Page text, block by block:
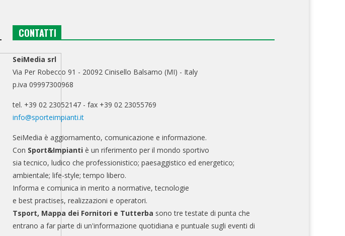
CONTATTI
SeiMedia srl
Via Per Robecco 91 - 20092 Cinisello Balsamo (MI) - Italy
p.iva 09997300968
tel. +39 02 23052147 - fax +39 02 23055769
info@sporteimpianti.it
SeiMedia è aggiornamento, comunicazione e informazione.
Con Sport&Impianti è un riferimento per il mondo sportivo
sia tecnico, ludico che professionistico; paesaggistico ed energetico;
ambientale; life-style; tempo libero.
Informa e comunica in merito a normative, tecnologie
e best practises, realizzazioni e operatori.
Tsport, Mappa dei Fornitori e Tutterba sono tre testate di punta che
entrano a far parte di un'informazione quotidiana e puntuale sugli eventi di